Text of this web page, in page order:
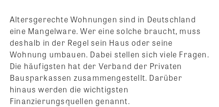
Altersgerechte Wohnungen sind in Deutschland
eine Mangelware. Wer eine solche braucht, muss
deshalb in der Regel sein Haus oder seine
Wohnung umbauen. Dabei stellen sich viele Fragen.
Die häufigsten hat der Verband der Privaten
Bausparkassen zusammengestellt. Darüber
hinaus werden die wichtigsten
Finanzierungsquellen genannt.